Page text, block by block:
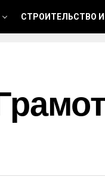
СТРОИТЕЛЬСТВО